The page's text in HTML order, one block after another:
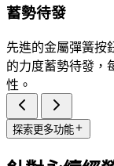
蓄勢待發
先進的金屬彈簧按
的力度蓄勢待發，
性。
探索更多功能